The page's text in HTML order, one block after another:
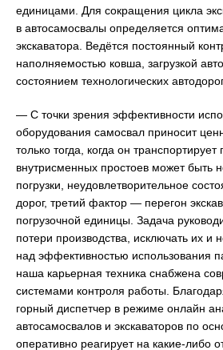
единицами. Для сокращения цикла
в автосамосвалы определяется
экскаватора. Ведётся постоянный
наполняемостью ковша, загрузкой
состоянием технологических
— С точки зрения эффективности
оборудования самосвал приносит
только тогда, когда он
внутрисменных простоев может быть
погрузки, неудовлетворительное
дорог, третий фактор — перегон
погрузочной единицы. Задача
потери производства, исключать их и
над эффективностью использования
наша карьерная техника снабжена
системами контроля работы.
горный диспетчер в режиме онлайн
автосамосвалов и экскаваторов по
оперативно реагирует на какие-либо